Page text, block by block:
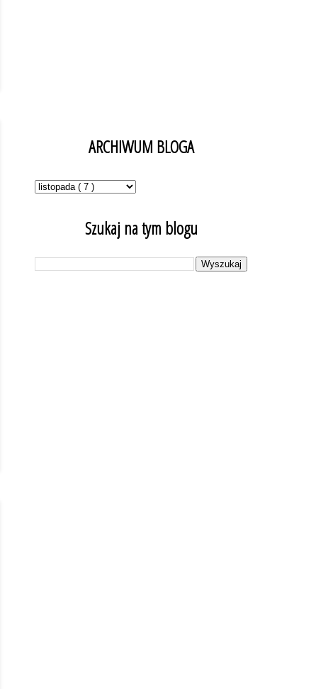
ARCHIWUM BLOGA
Szukaj na tym blogu